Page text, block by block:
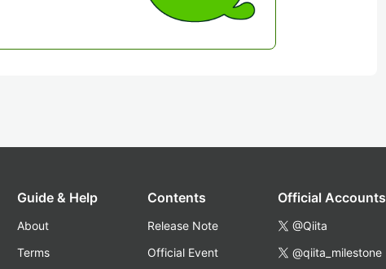
Guide & Help
About
Terms
Contents
Release Note
Official Event
Official Accounts
@Qiita
@qiita_milestone